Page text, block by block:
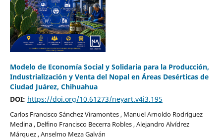
Modelo de Economía Social y Solidaria para la Producción,
Industrialización y Venta del Nopal en Áreas Desérticas de
Ciudad Juárez, Chihuahua
DOI: https://doi.org/10.61273/neyart.v4i3.195
Carlos Francisco Sánchez Viramontes , Manuel Arnoldo Rodríguez
Medina , Delfino Francisco Becerra Robles , Alejandro Alvídrez
Márquez , Anselmo Meza Galván